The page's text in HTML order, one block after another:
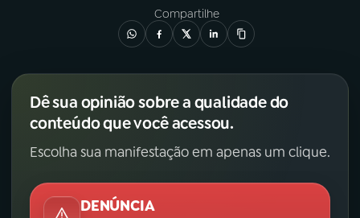
Compartilhe
Dê sua opinião sobre a qualidade do
conteúdo que você acessou.
Escolha sua manifestação em apenas um clique.
DENÚNCIA